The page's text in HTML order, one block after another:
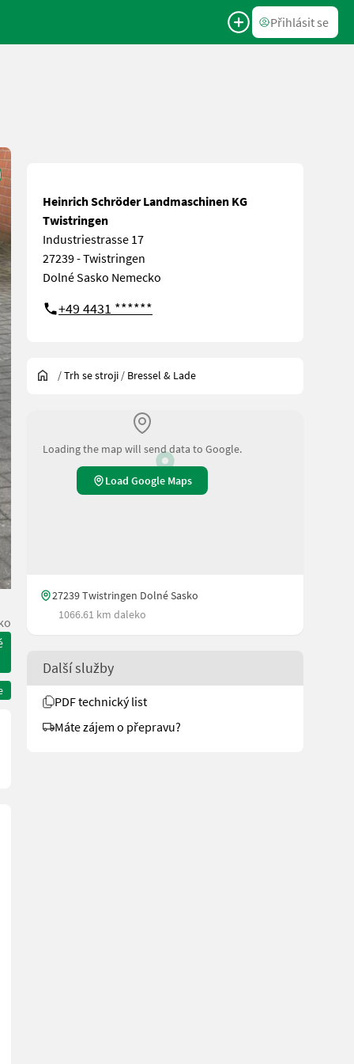
Přihlásit se
Heinrich Schröder Landmaschinen KG
Twistringen
Industriestrasse 17
27239 - Twistringen
Dolné Sasko Nemecko
+49 4431 ******
/Trh se stroji / Bressel & Lade
Loading the map will send data to Google.
Load Google Maps
27239 Twistringen Dolné Sasko
1066.61 km daleko
Další služby
PDF technický list
Máte zájem o přepravu?